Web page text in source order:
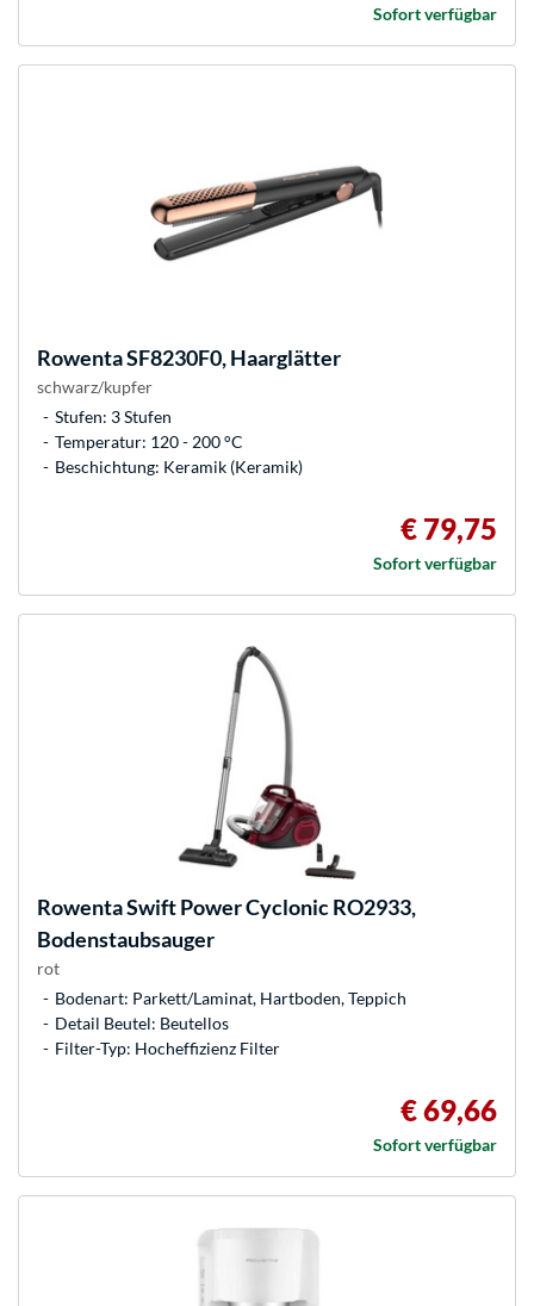
Sofort verfügbar
RowentaSF8230F0, Haarglätter
schwarz/kupfer
Stufen: 3 Stufen
Temperatur: 120 - 200 °C
Beschichtung: Keramik (Keramik)
€ 79,75
Sofort verfügbar
RowentaSwift Power Cyclonic RO2933,
Bodenstaubsauger
rot
Bodenart: Parkett/Laminat, Hartboden, Teppich
Detail Beutel: Beutellos
Filter-Typ: Hocheffizienz Filter
€ 69,66
Sofort verfügbar